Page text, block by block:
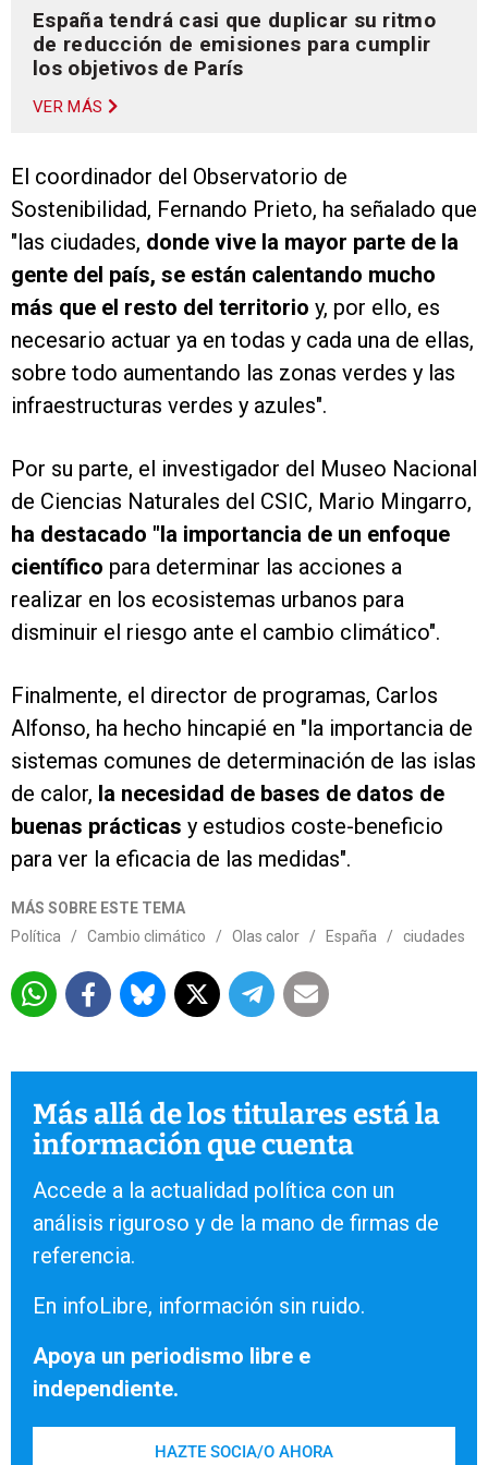
España tendrá casi que duplicar su ritmo
de reducción de emisiones para cumplir
los objetivos de París
VER MÁS
El coordinador del Observatorio de
Sostenibilidad, Fernando Prieto, ha señalado que
"las ciudades, donde vive la mayor parte de la
gente del país, se están calentando mucho
más que el resto del territorio y, por ello, es
necesario actuar ya en todas y cada una de ellas,
sobre todo aumentando las zonas verdes y las
infraestructuras verdes y azules".
Por su parte, el investigador del Museo Nacional
de Ciencias Naturales del CSIC, Mario Mingarro,
ha destacado "la importancia de un enfoque
científico para determinar las acciones a
realizar en los ecosistemas urbanos para
disminuir el riesgo ante el cambio climático".
Finalmente, el director de programas, Carlos
Alfonso, ha hecho hincapié en "la importancia de
sistemas comunes de determinación de las islas
de calor, la necesidad de bases de datos de
buenas prácticas y estudios coste-beneficio
para ver la eficacia de las medidas".
MÁS SOBRE ESTE TEMA
Política
/ Cambio climático / Olas calor / España / ciudades
Más allá de los titulares está la
información que cuenta
Accede a la actualidad política con un
análisis riguroso y de la mano de firmas de
referencia.
En infoLibre, información sin ruido.
Apoya un periodismo libre e
independiente.
HAZTE SOCIA/O AHORA